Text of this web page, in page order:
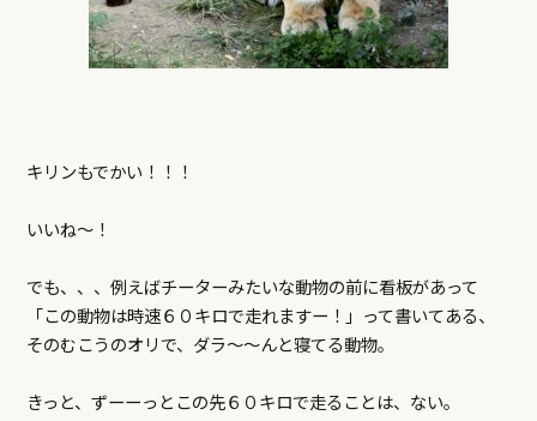
キリンもでかい！！！
いいね～！
でも、、、例えばチーターみたいな動物の前に看板があって
「この動物は時速６０キロで走れますー！」って書いてある、
そのむこうのオリで、ダラ～～んと寝てる動物。
きっと、ずーーっとこの先６０キロで走ることは、ない。